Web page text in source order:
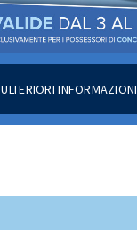
ULTERIORI INFORMAZIONI